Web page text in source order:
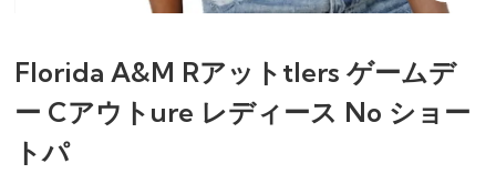
Florida A&M Rアットtlers ゲームデ
ー Cアウトure レディース No ショー
トパ